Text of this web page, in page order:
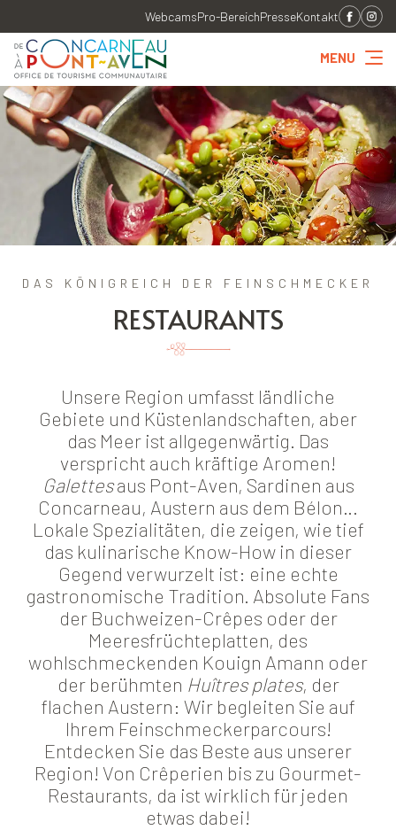
WebcamsPro-BereichPresseKontakt
MENU
DAS KÖNIGREICH DER FEINSCHMECKER
RESTAURANTS
Unsere Region umfasst ländliche
Gebiete und Küstenlandschaften, aber
das Meer ist allgegenwärtig. Das
verspricht auch kräftige Aromen!
Galettesaus Pont-Aven, Sardinen aus
Concarneau, Austern aus dem Bélon…
Lokale Spezialitäten, die zeigen, wie tief
das kulinarische Know-How in dieser
Gegend verwurzelt ist: eine echte
gastronomische Tradition. Absolute Fans
der Buchweizen-Crêpes oder der
Meeresfrüchteplatten, des
wohlschmeckenden Kouign Amann oder
der berühmten Huîtres plates, der
flachen Austern: Wir begleiten Sie auf
Ihrem Feinschmeckerparcours!
Entdecken Sie das Beste aus unserer
Region! Von Crêperien bis zu Gourmet-
Restaurants, da ist wirklich für jeden
etwas dabei!